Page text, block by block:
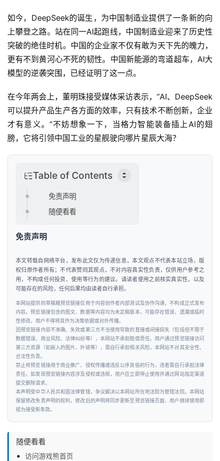
如今，DeepSeek的诞生，为中国制造业提供了一条新的向
上攀登之路。站在同一AI起跑线，中国制造业迎来了历史性
突破的绝佳时机。中国的企业家不仅有敢为天下先的魄力，
更有不到黄河心不死的韧性。中国新能源的弯道超车，AI大
模型的逆袭突围，已经证明了这一点。
在今年两会上，董明珠接受媒体采访表示，“AI、DeepSeek
可以提升产品生产各方面的效率，只有技术不断创新，企业
才有意义。”不妨想象一下，当格力智能装备插上AI的翅
膀，它将引领中国工业的星舰驶向哪片星辰大海？
Table of Contents
免责声明
随便看看
免责声明
本文转载自网络平台，发布此文仅为传递信息，本文观点不代表本站立场，版
权归原作者所有；不代表赞同其观点，不对内容真实性负责，仅供用户参考之
用，不构成任何投资、使用等行为的建议。请读者使用之前核实真实性，以及
可能存在的风险，任何后果均由读者自行承担。
本网站提供的草稿箱预览链接仅用于内容创作者内部测试及协作沟通，不构成正式发布
内容。预览链接包含的图文、数据等内容均为未定稿版本，可能存在错误、遗漏或临时
性修改，用户不得将其作为决策依据或对外传播。
因预览链接内容不准确、失效或第三方不当使用导致的直接或间接损失（包括但不限于
数据错误、商业风险、法律纠纷等），本网站不承担赔偿责任。用户通过预览链接访问
第三方资源（如嵌入的图片、外链等），需自行承担相关风险，本网站不对其安全性、
合法性负责。
禁止将预览链接用于商业推广、侵权传播或违反公序良俗的行为，违者需自行承担法律
责任。如发现预览链接内容涉及侵权或违规，用户应立即停止使用并通过网站指定渠道
提交删除请求。
本声明受中华人民共和国法律管辖，争议解决以本网站所在地法院为管辖法院。本网站
保留修改免责声明的权利，修改后的声明将同步更新至预览链接页面，用户继续使用即
视为接受新条款。
随便看看
访问游戏熊首页